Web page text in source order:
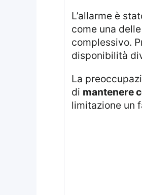
L’allarme è stato amplificato dal ruolo che Yildiz ha conquistato all’interno della Juventus. L’attaccante si è affermato
come una
complessivo.
disponibilità
La preoccupazione dei tifosi è cresciuta nel momento in cui Yildiz non è riuscito a concludere l’incontro. La necessità
di mantenere
limitazione un